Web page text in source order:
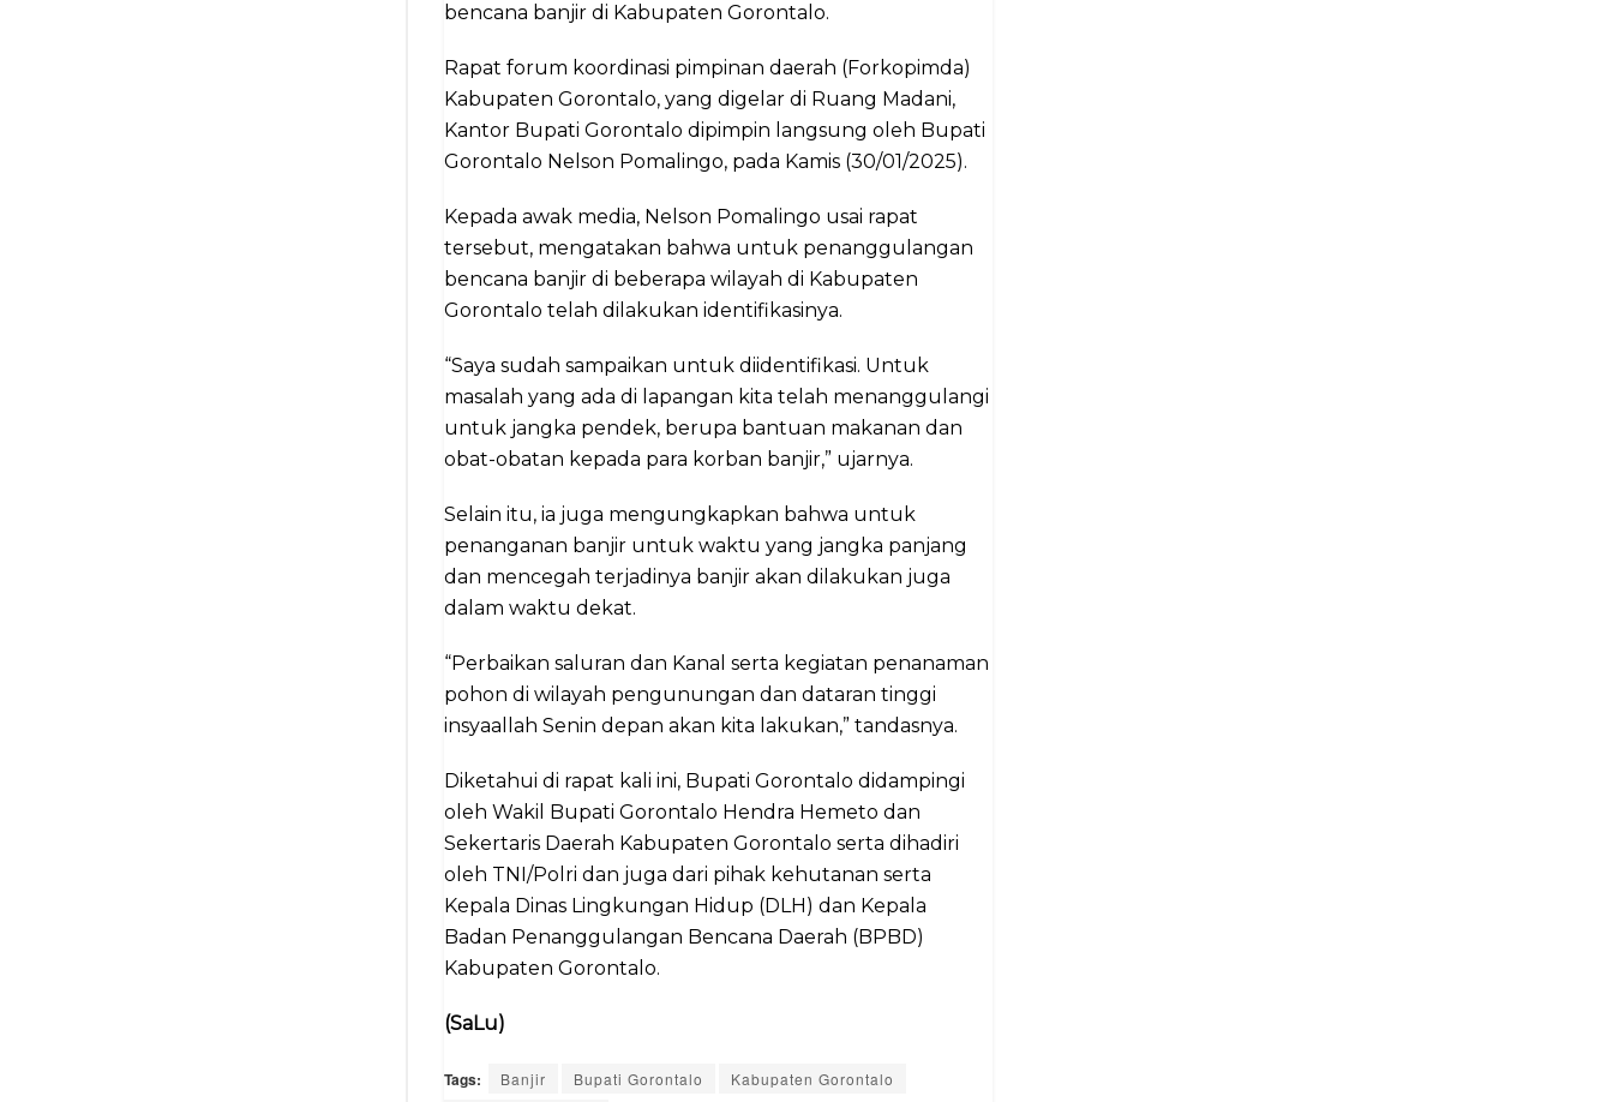
bencana banjir di Kabupaten Gorontalo.
Rapat forum koordinasi pimpinan daerah (Forkopimda)
Kabupaten Gorontalo, yang digelar di Ruang Madani,
Kantor Bupati Gorontalo dipimpin langsung oleh Bupati
Gorontalo Nelson Pomalingo, pada Kamis (30/01/2025).
Kepada awak media, Nelson Pomalingo usai rapat
tersebut, mengatakan bahwa untuk penanggulangan
bencana banjir di beberapa wilayah di Kabupaten
Gorontalo telah dilakukan identifikasinya.
“Saya sudah sampaikan untuk diidentifikasi. Untuk
masalah yang ada di lapangan kita telah menanggulangi
untuk jangka pendek, berupa bantuan makanan dan
obat-obatan kepada para korban banjir,” ujarnya.
Selain itu, ia juga mengungkapkan bahwa untuk
penanganan banjir untuk waktu yang jangka panjang
dan mencegah terjadinya banjir akan dilakukan juga
dalam waktu dekat.
“Perbaikan saluran dan Kanal serta kegiatan penanaman
pohon di wilayah pengunungan dan dataran tinggi
insyaallah Senin depan akan kita lakukan,” tandasnya.
Diketahui di rapat kali ini, Bupati Gorontalo didampingi
oleh Wakil Bupati Gorontalo Hendra Hemeto dan
Sekertaris Daerah Kabupaten Gorontalo serta dihadiri
oleh TNI/Polri dan juga dari pihak kehutanan serta
Kepala Dinas Lingkungan Hidup (DLH) dan Kepala
Badan Penanggulangan Bencana Daerah (BPBD)
Kabupaten Gorontalo.
(SaLu)
Tags: Banjir Bupati Gorontalo
Kabupaten Gorontalo